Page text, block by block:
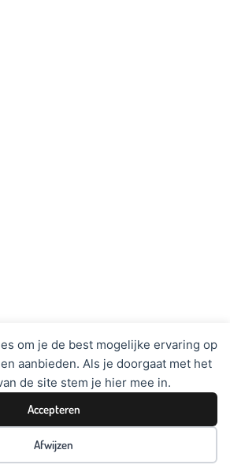
om je de best mogelijke ervaring op
aanbieden. Als je doorgaat met het
de site stem je hier mee in.
Accepteren
Afwijzen